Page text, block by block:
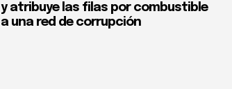
y atribuye las filas por combustible
a una red de corrupción